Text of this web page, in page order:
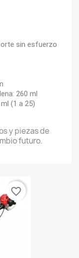
sin esfuerzo
260 ml
(1 a 25)
y piezas de
futuro.
favorite_border